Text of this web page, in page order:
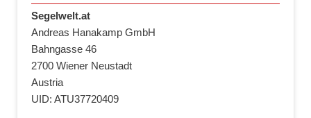
Segelwelt.at
Andreas Hanakamp GmbH
Bahngasse 46
2700 Wiener Neustadt
Austria
UID: ATU37720409